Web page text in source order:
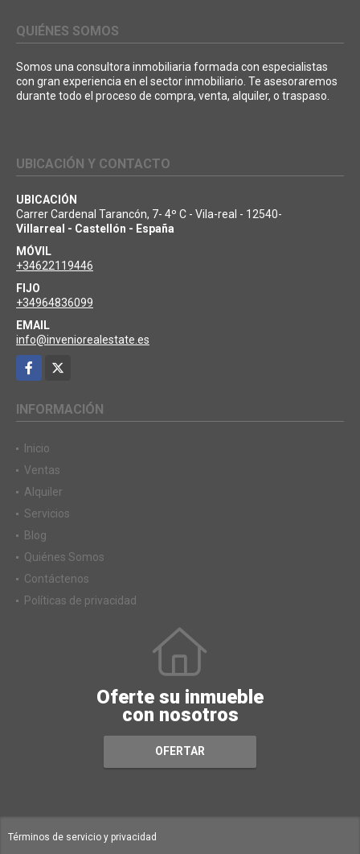
QUIÉNES SOMOS
Somos una consultora inmobiliaria formada con especialistas
con gran experiencia en el sector inmobiliario. Te asesoraremos
durante todo el proceso de compra, venta, alquiler, o traspaso.
UBICACIÓN Y CONTACTO
UBICACIÓN
Carrer Cardenal Tarancón, 7- 4º C - Vila-real - 12540-
Villarreal - Castellón - España
MÓVIL
+34622119446
FIJO
+34964836099
EMAIL
info@inveniorealestate.es
Facebook
INFORMACIÓN
Inicio
Ventas
Alquiler
Servicios
Blog
Quiénes Somos
Contáctenos
Políticas de privacidad
Oferte su inmueble
con nosotros
OFERTAR
Términos de servicio y privacidad